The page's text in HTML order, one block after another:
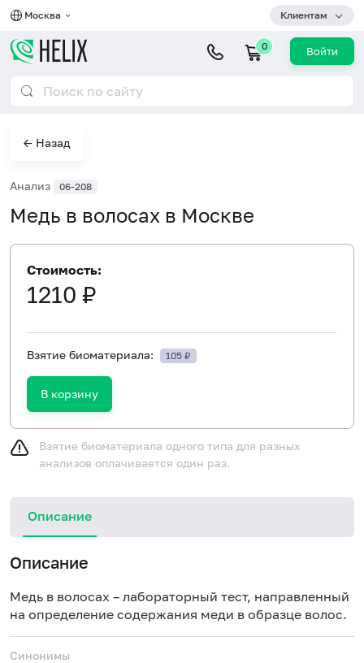
Москва Клиентам
0 Войти
← Назад
Анализ 06-208
Медь в волосах в Москве
Стоимость:
1210 ₽
Взятие биоматериала: 105 ₽
В корзину
Взятие биоматериала одного типа для разных
анализов оплачивается один раз.
Описание
Описание
Медь в волосах – лабораторный тест, направленный
на определение содержания меди в образце волос.
Синонимы